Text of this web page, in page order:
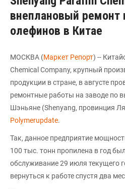
внеплановый ремонт
олефинов в Китае
МОСКВА (Маркет Репорт) --
Chemical Company, крупный
продукции в стране, в августе
ремонтные работы на заводе по
Шэньяне (Shenyang, провинция
Polymerupdate.
Так, данное предприятие
100 тыс. тонн пропилена в год
обслуживание 29 июля текущего
вернуться к работе спустя два